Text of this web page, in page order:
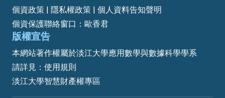
個資政策 | 隱私權政策 | 個人資料告知聲明
個資保護聯絡窗口：歐香君
版權宣告
本網站著作權屬於淡江大學應用數學與數據科學學系
請詳見： 使用規則
淡江大學智慧財產權專區